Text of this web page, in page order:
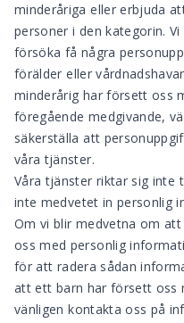
minderåriga eller erbjuda
personer i den kategorin.
försöka få några
förälder eller
minderårig har försett oss
föregående medgivande,
säkerställa att
våra tjänster.
Våra tjänster riktar sig inte
inte medvetet in personlig
Om viblir medvetna om
oss med personlig
för att radera sådan
att ett barn har försett oss
vänligen kontakta oss på